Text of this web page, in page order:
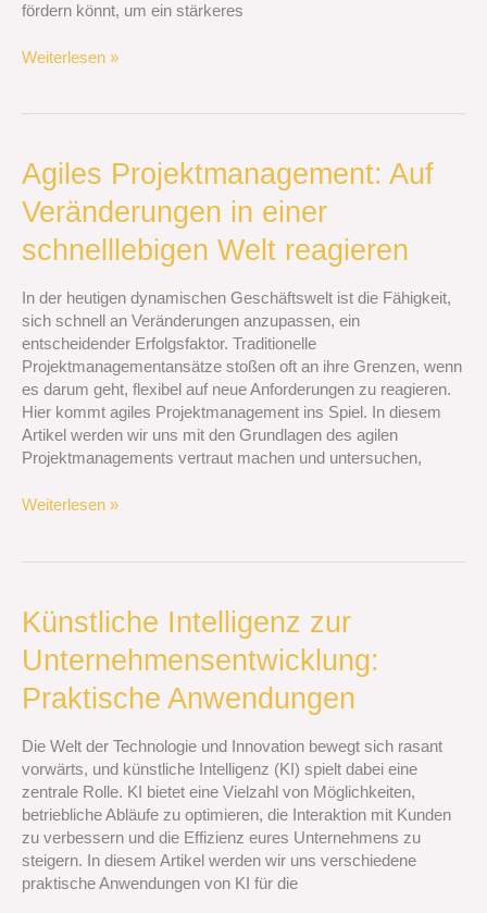
fördern könnt, um ein stärkeres
Weiterlesen »
Agiles Projektmanagement: Auf
Veränderungen in einer
schnelllebigen Welt reagieren
In der heutigen dynamischen Geschäftswelt ist die Fähigkeit,
sich schnell an Veränderungen anzupassen, ein
entscheidender Erfolgsfaktor. Traditionelle
Projektmanagementansätze stoßen oft an ihre Grenzen, wenn
es darum geht, flexibel auf neue Anforderungen zu reagieren.
Hier kommt agiles Projektmanagement ins Spiel. In diesem
Artikel werden wir uns mit den Grundlagen des agilen
Projektmanagements vertraut machen und untersuchen,
Agiles
Projektmanagement:
Auf
in
schnelllebigen
Welt
reagieren
Weiterlesen »
Künstliche Intelligenz zur
Unternehmensentwicklung:
Praktische Anwendungen
Die Welt der Technologie und Innovation bewegt sich rasant
vorwärts, und künstliche Intelligenz (KI) spielt dabei eine
zentrale Rolle. KI bietet eine Vielzahl von Möglichkeiten,
betriebliche Abläufe zu optimieren, die Interaktion mit Kunden
zu verbessern und die Effizienz eures Unternehmens zu
steigern. In diesem Artikel werden wir uns verschiedene
praktische Anwendungen von KI für die
Künstliche
Intelligenz
Praktische